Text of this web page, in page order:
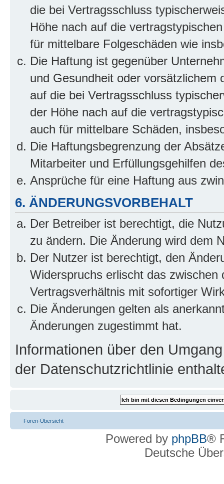
die bei Vertragsschluss
Höhe nach auf die
für mittelbare Folgeschäden wie
Die Haftung ist gegenüber
und Gesundheit oder vorsätzlichem
auf die bei Vertragsschluss
der Höhe nach auf die
auch für mittelbare Schäden,
Die Haftungsbegrenzung der
Mitarbeiter und Erfüllungsgehilfen
Ansprüche für eine Haftung aus
6. ÄNDERUNGSVORBEHALT
Der Betreiber ist berechtigt, die
zu ändern. Die Änderung wird dem
Der Nutzer ist berechtigt, den
Widerspruchs erlischt das
Vertragsverhältnis mit sofortiger
Die Änderungen gelten als
Änderungen zugestimmt hat.
Informationen über den
der Datenschutzrichtlinie
Foren-Übersicht
Powered by phpBB®
Deutsche